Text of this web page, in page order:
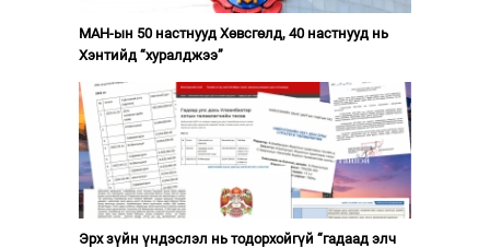
МАН-ын 50 настнууд Хөвсгөлд, 40 настнууд нь
Хэнтийд “хуралджээ”
Эрх зүйн үндэслэл нь тодорхойгүй “гадаад элч